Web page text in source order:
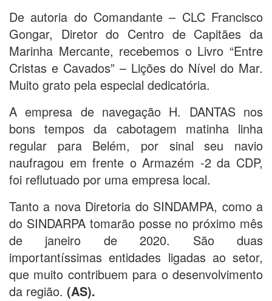
De autoria do Comandante – CLC Francisco
Gongar, Diretor do Centro de Capitães da
Marinha Mercante, recebemos o Livro “Entre
Cristas e Cavados” – Lições do Nível do Mar.
Muito grato pela especial dedicatória.
A empresa de navegação H. DANTAS nos
bons tempos da cabotagem matinha linha
regular para Belém, por sinal seu navio
naufragou em frente o Armazém -2 da CDP,
foi reflutuado por uma empresa local.
Tanto a nova Diretoria do SINDAMPA, como a
do SINDARPA tomarão posse no próximo mês
de janeiro de 2020. São duas
importantíssimas entidades ligadas ao setor,
que muito contribuem para o desenvolvimento
da região. (AS).